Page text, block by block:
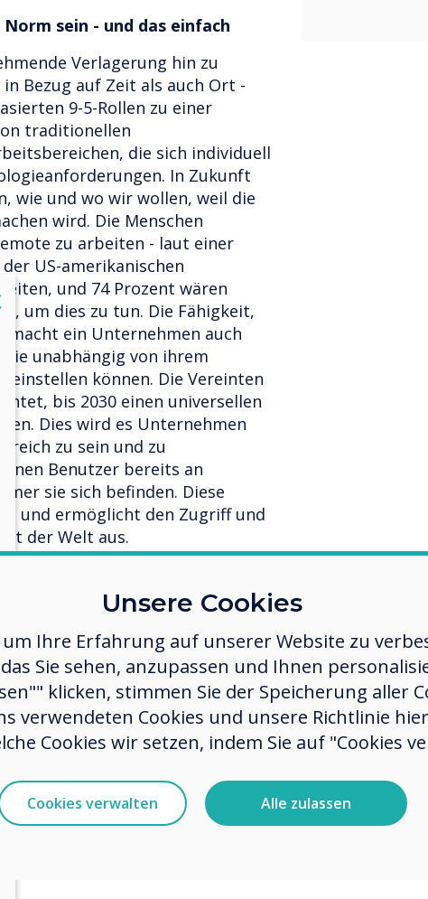
sein - und das einfach
Verlagerung hin zu
Bezug auf Zeit als auch Ort -
9-5-Rollen zu einer
traditionellen
die sich individuell
In Zukunft
wie und wo wir wollen, weil die
wird. Die Menschen
zu arbeiten - laut einer
US-amerikanischen
und 74 Prozent wären
um dies zu tun. Die Fähigkeit,
macht ein Unternehmen auch
unabhängig von ihrem
einstellen können. Die Vereinten
bis 2030 einen universellen
Dies wird es Unternehmen
zu sein und zu
Benutzer bereits an
sie sich befinden. Diese
und ermöglicht den Zugriff und
der Welt aus.
und Gen Z, die die
werden. Aufgrund der Cloud-
nicht ausgedruckt oder
Dies ist in Zukunft ein großes
unabhängig davon,
Möglichkeit, sie gemeinsam
bearbeiten, sind ein großer
Mit UX Pro wird papierloses
dies wird im Laufe des
Unsere Cookies
Ihre Erfahrung auf unserer Website zu
Sie sehen, anzupassen und Ihnen
klicken, stimmen Sie der Speicherung aller
verwendeten Cookies und unsere Richtlinie
Cookies wir setzen, indem Sie auf "Cookies
Cookies verwalten Alle zulassen